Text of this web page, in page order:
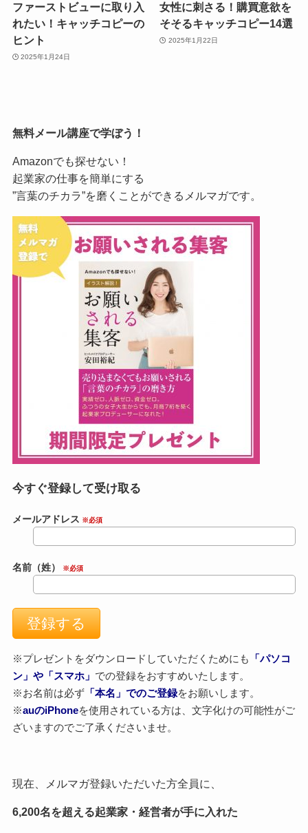
ファーストビューに取り入
れたい！キャッチコピーの
ヒント
2025年1月24日
女性に刺さる！購買意欲を
そそるキャッチコピー14選
2025年1月22日
無料メール講座で学ぼう！
Amazonでも探せない！
起業家の仕事を簡単にする
”言葉のチカラ”を磨くことができるメルマガです。
今すぐ登録して受け取る
メールアドレス ※必須
名前（姓） ※必須
※プレゼントをダウンロードしていただくためにも
「パソコ
ン」や「スマホ」 での登録をおすすめいたします。
※お名前は必ず「本名」でのご登録をお願いします。
※auのiPhoneを使用されている方は、文字化けの可能性がご
ざいますのでご了承くださいませ。
現在、メルマガ登録いただいた方全員に、
6,200名を超える起業家・経営者が手に入れた